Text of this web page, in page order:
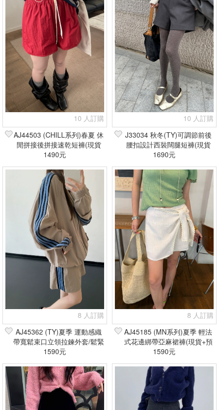
10 人訂購
AJ44503 (CHILL系列)春夏 休
閒拼接後拼接速乾短褲(現貨
+預購)
1490元
10 人訂購
J33034 秋冬(TY)可調節前後
腰扣設計西裝闊腿短褲(現貨
+預購)
1690元
8 人訂購
AJ45362 (TY)夏季 運動感織
帶寬鬆束口立領拉鍊外套/鬆緊
腰織帶短褲(現貨+預購)
1590元
8 人訂購
AJ45185 (MN系列)夏季 輕法
式花邊綁帶亞麻裙褲(現貨+預
購)
1590元